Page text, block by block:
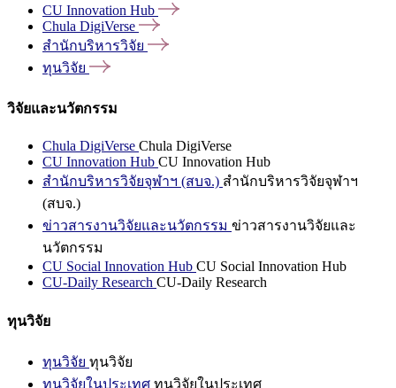
CU Innovation Hub
Chula DigiVerse
สำนักบริหารวิจัย
ทุนวิจัย
วิจัยและนวัตกรรม
Chula DigiVerse Chula DigiVerse
CU Innovation Hub CU Innovation Hub
สำนักบริหารวิจัยจุฬาฯ (สบจ.) สำนักบริหารวิจัยจุฬาฯ
(สบจ.)
ข่าวสารงานวิจัยและนวัตกรรม ข่าวสารงานวิจัยและ
นวัตกรรม
CU Social Innovation Hub CU Social Innovation Hub
CU-Daily Research CU-Daily Research
ทุนวิจัย
ทุนวิจัย ทุนวิจัย
ทุนวิจัยในประเทศ ทุนวิจัยในประเทศ